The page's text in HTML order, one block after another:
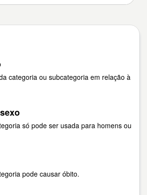
categoria ou subcategoria em relação à
só pode ser usada para homens ou
pode causar óbito.